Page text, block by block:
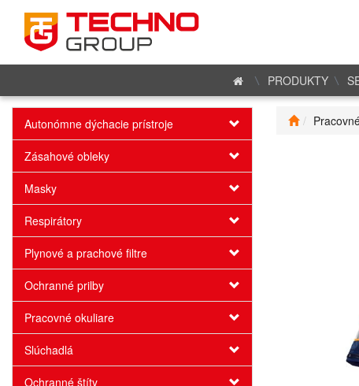
PRODUKTY
Autonómne dýchacie prístroje
Zásahové obleky
Masky
Respirátory
Plynové a prachové filtre
Ochranné prilby
Pracovné okuliare
Slúchadlá
Ochranné štíty